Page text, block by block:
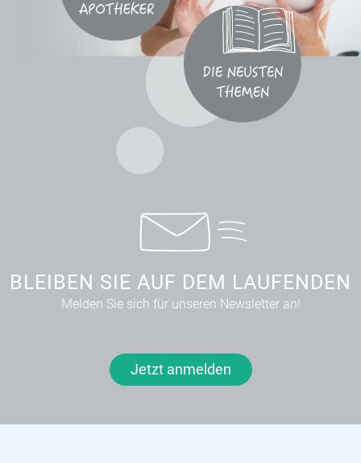
BLEIBEN SIE AUF DEM LAUFENDEN
Melden Sie sich für unseren Newsletter an!
Jetzt anmelden